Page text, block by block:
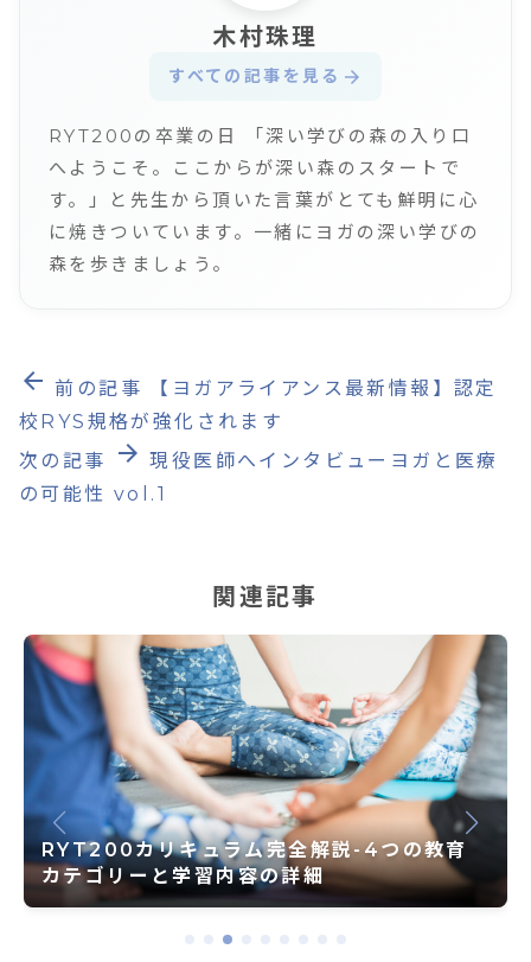
木村珠理
すべての記事を見る arrow_forward
RYT200の卒業の日 「深い学びの森の入り口
へようこそ。ここからが深い森のスタートで
す。」と先生から頂いた言葉がとても鮮明に心
に焼きついています。一緒にヨガの深い学びの
森を歩きましょう。
arrow_back 前の記事
【ヨガアライアンス最新情報】認定
校RYS規格が強化されます
次の記事
arrow_forward 現役医師へインタビューヨガと医療
の可能性 vol.1
関連記事
RYT200カリキュラム完全解説-4つの教育
カテゴリーと学習内容の詳細